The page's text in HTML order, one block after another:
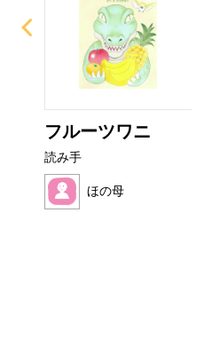
フルーツワニ
読み手
ほの母